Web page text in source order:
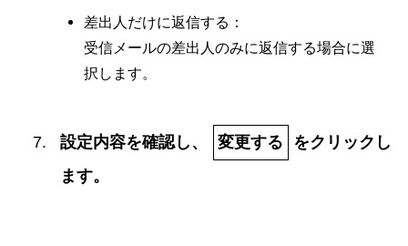
差出人だけに返信する：
受信メールの差出人のみに返信する場合に選
択します。
設定内容を確認し、 変更する
をクリックし
ます。